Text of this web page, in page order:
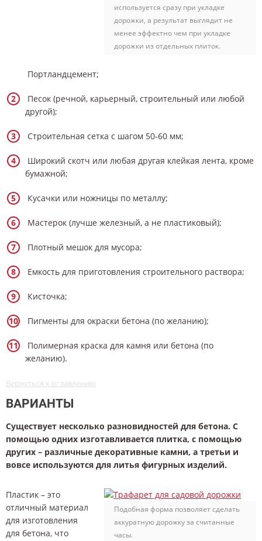
используется сразу при укладке
дорожки, а результат выглядит не
менее эффектно чем при укладке
дорожки из отдельных плиток.
Портландцемент;
Песок (речной, карьерный, строительный или любой
другой);
Строительная сетка с шагом 50-60 мм;
Широкий скотч или любая другая клейкая лента, кроме
бумажной;
Кусачки или ножницы по металлу;
Мастерок (лучше железный, а не пластиковый);
Плотный мешок для мусора;
Емкость для приготовления строительного раствора;
Кисточка;
Пигменты для окраски бетона (по желанию);
Полимерная краска для камня или бетона (по
желанию).
Вернуться к оглавлению
ВАРИАНТЫ
Существует несколько разновидностей для бетона. С
помощью одних изготавливается плитка, с помощью
других – различные декоративные камни, а третьи и
вовсе используются для литья фигурных изделий.
Подобная форма позволяет сделать
аккуратную дорожку за считанные
часы.
Пластик – это
отличный материал
для изготовления
для бетона, что